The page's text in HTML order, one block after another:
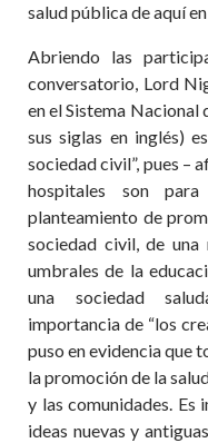
salud pública de aquí en
Abriendo las
conversatorio, Lord
en el Sistema Nacional
sus siglas en inglés)
sociedad civil”, pues –
hospitales son
planteamiento de
sociedad civil, de una
umbrales de la
una sociedad
importancia de “los
puso en evidencia que
la promoción de la
y las comunidades. Es
ideas nuevas y